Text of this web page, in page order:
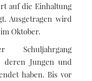
auf die Einhaltung
Ausgetragen wird
Oktober.
Schuljahrgang
deren Jungen und
haben. Bis vor